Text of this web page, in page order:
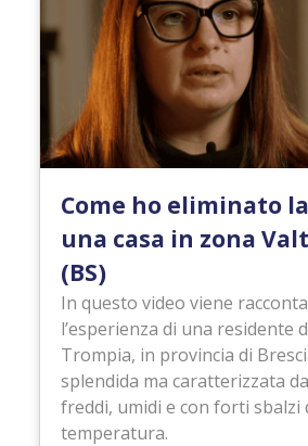
Come ho eliminato
una casa in zona
(BS)
In questo video viene
l’esperienza di una residente
Trompia, in provincia di
splendida ma caratterizzata
freddi, umidi e con forti sbalzi
temperatura.